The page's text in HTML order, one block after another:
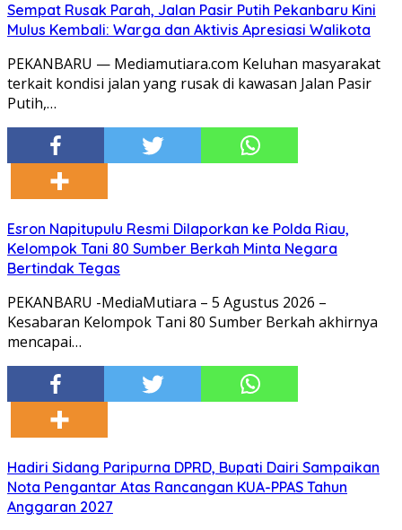
Sempat Rusak Parah, Jalan Pasir Putih Pekanbaru Kini
Mulus Kembali: Warga dan Aktivis Apresiasi Walikota
PEKANBARU — Mediamutiara.com Keluhan masyarakat
terkait kondisi jalan yang rusak di kawasan Jalan Pasir
Putih,…
Esron Napitupulu Resmi Dilaporkan ke Polda Riau,
Kelompok Tani 80 Sumber Berkah Minta Negara
Bertindak Tegas
PEKANBARU -MediaMutiara – 5 Agustus 2026 –
Kesabaran Kelompok Tani 80 Sumber Berkah akhirnya
mencapai…
Hadiri Sidang Paripurna DPRD, Bupati Dairi Sampaikan
Nota Pengantar Atas Rancangan KUA-PPAS Tahun
Anggaran 2027